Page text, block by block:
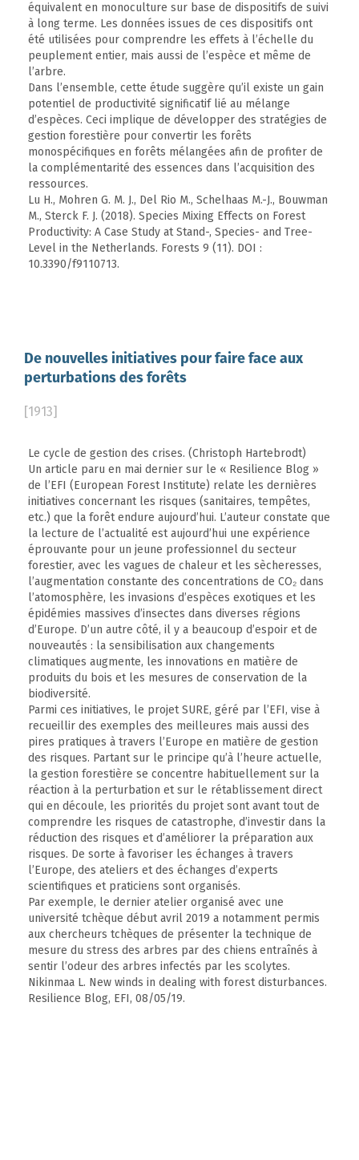
équivalent en monoculture sur base de dispositifs de suivi
à long terme. Les données issues de ces dispositifs ont
été utilisées pour comprendre les effets à l’échelle du
peuplement entier, mais aussi de l’espèce et même de
l’arbre.
Dans l’ensemble, cette étude suggère qu’il existe un gain
potentiel de productivité significatif lié au mélange
d’espèces. Ceci implique de développer des stratégies de
gestion forestière pour convertir les forêts
monospécifiques en forêts mélangées afin de profiter de
la complémentarité des essences dans l’acquisition des
ressources.
Lu H., Mohren G. M. J., Del Rio M., Schelhaas M.-J., Bouwman
M., Sterck F. J. (2018). Species Mixing Effects on Forest
Productivity: A Case Study at Stand-, Species- and Tree-
Level in the Netherlands. Forests 9 (11). DOI :
10.3390/f9110713.
De nouvelles initiatives pour faire face aux
perturbations des forêts
[1913]
Le cycle de gestion des crises. (Christoph Hartebrodt)
Un article paru en mai dernier sur le « Resilience Blog »
de l’EFI (European Forest Institute) relate les dernières
initiatives concernant les risques (sanitaires, tempêtes,
etc.) que la forêt endure aujourd’hui. L’auteur constate que
la lecture de l’actualité est aujourd’hui une expérience
éprouvante pour un jeune professionnel du secteur
forestier, avec les vagues de chaleur et les sècheresses,
l’augmentation constante des concentrations de CO₂ dans
l’atomosphère, les invasions d’espèces exotiques et les
épidémies massives d’insectes dans diverses régions
d’Europe. D’un autre côté, il y a beaucoup d’espoir et de
nouveautés : la sensibilisation aux changements
climatiques augmente, les innovations en matière de
produits du bois et les mesures de conservation de la
biodiversité.
Parmi ces initiatives, le projet SURE, géré par l’EFI, vise à
recueillir des exemples des meilleures mais aussi des
pires pratiques à travers l’Europe en matière de gestion
des risques. Partant sur le principe qu’à l’heure actuelle,
la gestion forestière se concentre habituellement sur la
réaction à la perturbation et sur le rétablissement direct
qui en découle, les priorités du projet sont avant tout de
comprendre les risques de catastrophe, d’investir dans la
réduction des risques et d’améliorer la préparation aux
risques. De sorte à favoriser les échanges à travers
l’Europe, des ateliers et des échanges d’experts
scientifiques et praticiens sont organisés.
Par exemple, le dernier atelier organisé avec une
université tchèque début avril 2019 a notamment permis
aux chercheurs tchèques de présenter la technique de
mesure du stress des arbres par des chiens entraînés à
sentir l’odeur des arbres infectés par les scolytes.
Nikinmaa L. New winds in dealing with forest disturbances.
Resilience Blog, EFI, 08/05/19.